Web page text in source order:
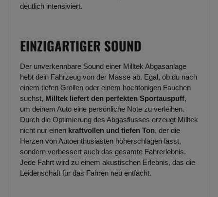
deutlich intensiviert.
EINZIGARTIGER SOUND
Der unverkennbare Sound einer Milltek Abgasanlage
hebt dein Fahrzeug von der Masse ab. Egal, ob du nach
einem tiefen Grollen oder einem hochtonigen Fauchen
suchst, Milltek liefert den perfekten Sportauspuff,
um deinem Auto eine persönliche Note zu verleihen.
Durch die Optimierung des Abgasflusses erzeugt Milltek
nicht nur einen kraftvollen und tiefen Ton, der die
Herzen von Autoenthusiasten höherschlagen lässt,
sondern verbessert auch das gesamte Fahrerlebnis.
Jede Fahrt wird zu einem akustischen Erlebnis, das die
Leidenschaft für das Fahren neu entfacht.